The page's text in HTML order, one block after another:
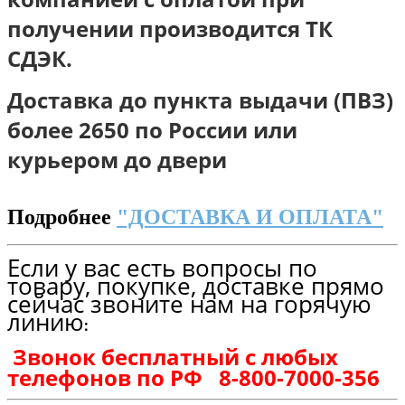
получении производится ТК
СДЭК.
Доставка до пункта выдачи (ПВЗ)
более 2650 по России или
курьером до двери
Подробнее "ДОСТАВКА И ОПЛАТА"
Если у вас есть вопросы по
товару, покупке, доставке прямо
сейчас звоните нам на горячую
линию:
Звонок бесплатный с любых
телефонов по РФ 8-800-7000-356